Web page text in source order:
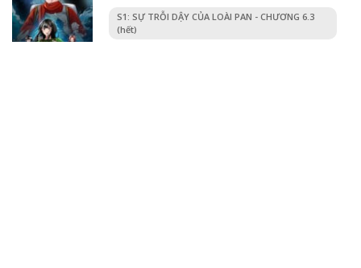
S1: SỰ TRỖI DẬY CỦA LOÀI PAN - CHƯƠNG 6.3
(hết)